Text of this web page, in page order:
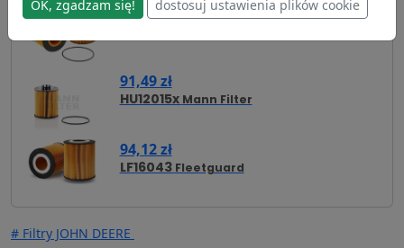
68,45 zł
91,49 zł
HU12015x Mann Filter
94,12 zł
LF16043 Fleetguard
# Filtry JOHN DEERE
OK, zgadzam się! dostosuj ustawienia plików cookie